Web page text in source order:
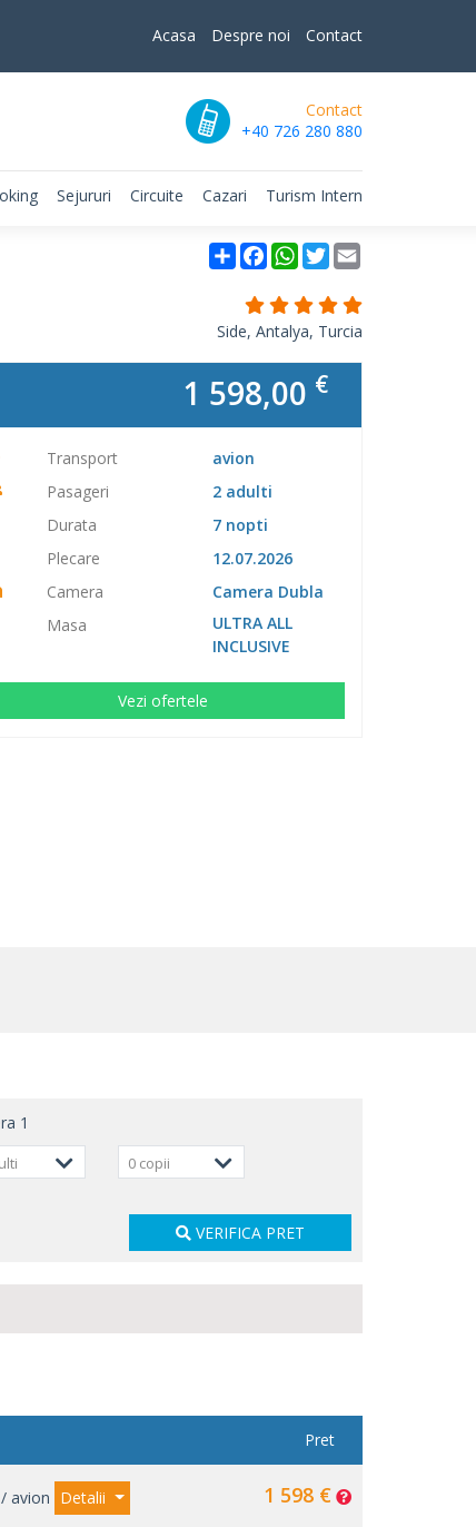
Acasa Despre noi Contact
Contact
+40 726 280 880
Sejururi Circuite Cazari Turism Intern
Partajare
Facebook
WhatsApp
Twitter
Side, Antalya, Turcia
1 598,00 €
Transport
avion
Pasageri
2 adulti
Durata
7 nopti
Plecare
12.07.2026
Camera
Camera Dubla
Masa
ULTRA ALL
INCLUSIVE
Vezi ofertele
1
0 copii
VERIFICA PRET
Pret
avion Detalii 1 598 €